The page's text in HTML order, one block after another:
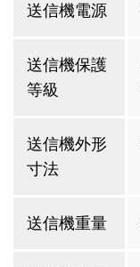
送信機電源
送信機保護
等級
送信機外形
寸法
送信機重量